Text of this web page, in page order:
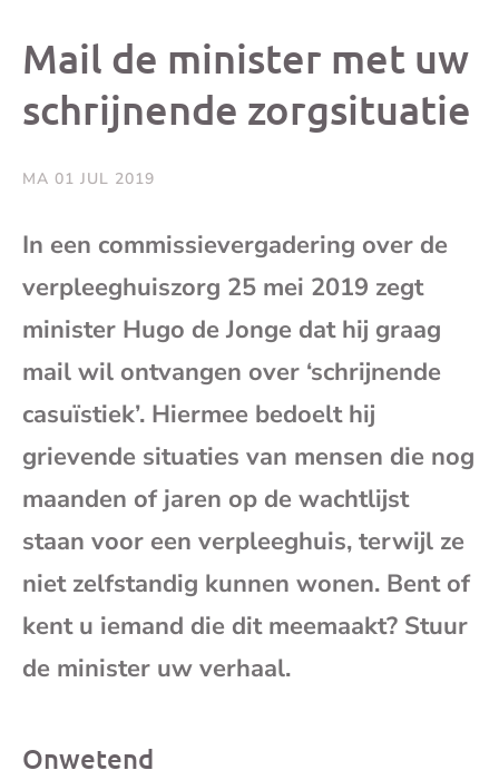
berichtberichtbericht
e-
Mail de minister met uw
schrijnende zorgsituatie
MA 01 JUL 2019
In een commissievergadering over de
verpleeghuiszorg 25 mei 2019 zegt
minister Hugo de Jonge dat hij graag
mail wil ontvangen over ‘schrijnende
casuïstiek’. Hiermee bedoelt hij
grievende situaties van mensen die nog
maanden of jaren op de wachtlijst
staan voor een verpleeghuis, terwijl ze
niet zelfstandig kunnen wonen. Bent of
kent u iemand die dit meemaakt? Stuur
de minister uw verhaal.
Onwetend